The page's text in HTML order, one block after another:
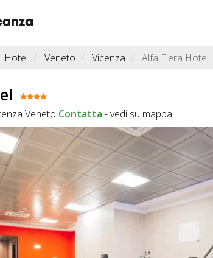
Hotel Veneto Vicenza Alfa Fiera Hotel
Veneto Contatta -vedi su mappa